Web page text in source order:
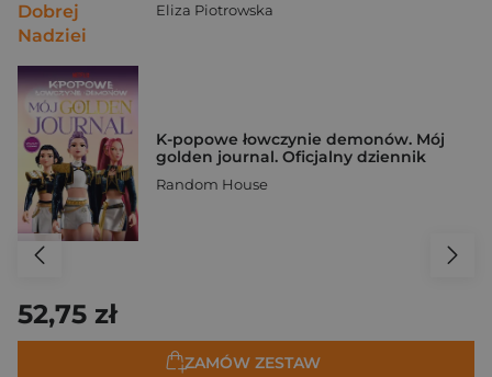
Eliza Piotrowska
K-popowe łowczynie demonów. Mój
golden journal. Oficjalny dziennik
Random House
52,75 zł
ZAMÓW ZESTAW